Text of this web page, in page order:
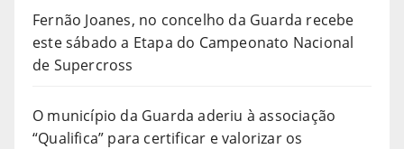
Fernão Joanes, no concelho da Guarda recebe
este sábado a Etapa do Campeonato Nacional
de Supercross
O município da Guarda aderiu à associação
“Qualifica” para certificar e valorizar os